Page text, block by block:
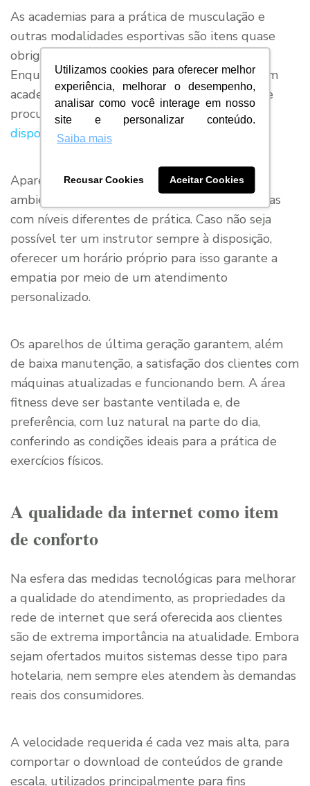
Utilizamos cookies para oferecer melhor
experiência, melhorar o desempenho,
analisar como você interage em nosso
site e personalizar conteúdo.
Saiba mais
Recusar Cookies Aceitar Cookies
As academias para a prática de musculação e
outras modalidades esportivas são itens quase
obrigatórios em hotéis de todo o mundo.
Enquanto algumas unidades famosas oferecem
academias privativas, hotéis de pequeno porte
procuramaliar a tecnologia com o espaço
disponível.
Aparelhos multifuncionais são ideais para
ambientes reduzidos, podendo atender pessoas
com níveis diferentes de prática. Caso não seja
possível ter um instrutor sempre à disposição,
oferecer um horário próprio para isso garante a
empatia por meio de um atendimento
personalizado.
Os aparelhos de última geração garantem, além
de baixa manutenção, a satisfação dos clientes com
máquinas atualizadas e funcionando bem. A área
fitness deve ser bastante ventilada e, de
preferência, com luz natural na parte do dia,
conferindo as condições ideais para a prática de
exercícios físicos.
A qualidade da internet como item
de conforto
Na esfera das medidas tecnológicas para melhorar
a qualidade do atendimento, as propriedades da
rede de internet que será oferecida aos clientes
são de extrema importância na atualidade. Embora
sejam ofertados muitos sistemas desse tipo para
hotelaria, nem sempre eles atendem às demandas
reais dos consumidores.
A velocidade requerida é cada vez mais alta, para
comportar o download de conteúdos de grande
escala, utilizados principalmente para fins